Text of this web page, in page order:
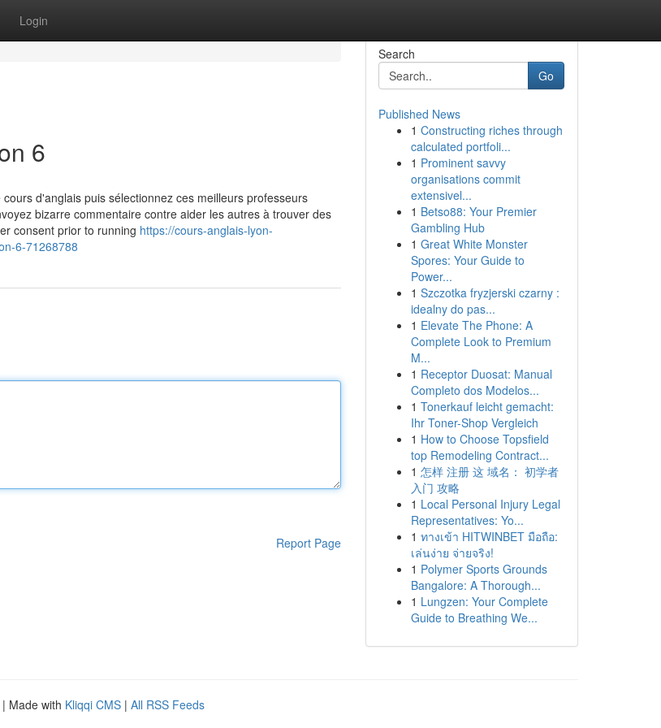
Login
6
d'anglais puis sélectionnez ces meilleurs professeurs
bizarre commentaire contre aider les autres à trouver des
consent prior to running https://cours-anglais-lyon-
6-71268788
Report Page
Search
Go
Published News
1 Constructing riches through
calculated portfoli...
1 Prominent savvy
organisations commit
extensivel...
1 Betso88: Your Premier
Gambling Hub
1 Great White Monster
Spores: Your Guide to
Power...
1 Szczotka fryzjerski czarny :
idealny do pas...
1 Elevate The Phone: A
Complete Look to Premium
M...
1 Receptor Duosat: Manual
Completo dos Modelos...
1 Tonerkauf leicht gemacht:
Ihr Toner-Shop Vergleich
1 How to Choose Topsfield
top Remodeling Contract...
1 怎样 注册 这 域名： 初学者
入门 攻略
1 Local Personal Injury Legal
Representatives: Yo...
1 ทางเข้า HITWINBET มือถือ:
เล่นง่าย จ่ายจริง!
1 Polymer Sports Grounds
Bangalore: A Thorough...
1 Lungzen: Your Complete
Guide to Breathing We...
| Made with Kliqqi CMS | All RSS Feeds